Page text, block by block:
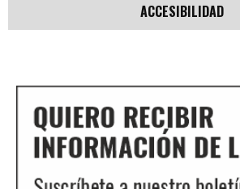
ACCESIBILIDAD